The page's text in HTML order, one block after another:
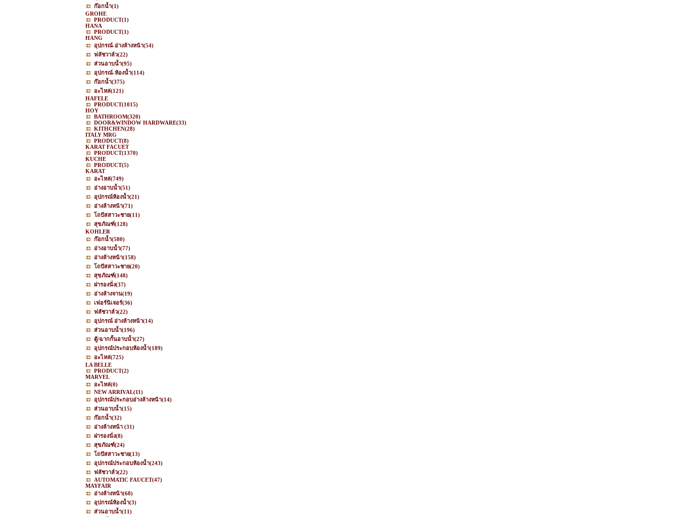
ก๊อกน้ำ(1)
GROHE
PRODUCT(1)
HANA
PRODUCT(1)
HANG
อุปกรณ์-อ่างล้างหน้า(54)
ฟลัชวาล์ว(22)
ส่วนอาบน้ำ(95)
อุปกรณ์-ห้องน้ำ(114)
ก๊อกน้ำ(375)
อะไหล่(121)
HAFELE
PRODUCT(1015)
HOY
BATHROOM(320)
DOOR&WINDOW HARDWARE(33)
KITHCHEN(28)
ITALY MRG
PRODUCT(8)
KARAT FACUET
PRODUCT(1370)
KUCHE
PRODUCT(5)
KARAT
อะไหล่(749)
อ่างอาบน้ำ(51)
อุปกรณ์ห้องน้ำ(21)
อ่างล้างหน้า(71)
โถปัสสาวะชาย(11)
สุขภัณฑ์(128)
KOHLER
ก๊อกน้ำ(580)
อ่างอาบน้ำ(77)
อ่างล้างหน้า(158)
โถปัสสาวะชาย(20)
สุขภัณฑ์(148)
ฝารองนั่ง(37)
อ่างล้างจาน(19)
เฟอร์นิเจอร์(36)
ฟลัชวาล์ว(22)
อุปกรณ์ อ่างล้างหน้า(14)
ส่วนอาบน้ำ(196)
ตู้/ฉากกั้นอาบน้ำ(27)
อุปกรณ์ประกอบห้องน้ำ(189)
อะไหล่(725)
LA BELLE
PRODUCT(2)
MARVEL
อะไหล่(0)
NEW ARRIVAL(11)
อุปกรณ์ประกอบอ่างล้างหน้า(14)
ส่วนอาบน้ำ(15)
ก๊อกน้ำ(32)
อ่างล้างหน้า (31)
ฝารองนั่ง(8)
สุขภัณฑ์(24)
โถปัสสาวะชาย(13)
อุปกรณ์ประกอบห้องน้ำ(243)
ฟลัชวาล์ว(22)
AUTOMATIC FAUCET(47)
MAYFAIR
อ่างล้างหน้า(68)
อุปกรณ์ห้องน้ำ(3)
ส่วนอาบน้ำ(11)